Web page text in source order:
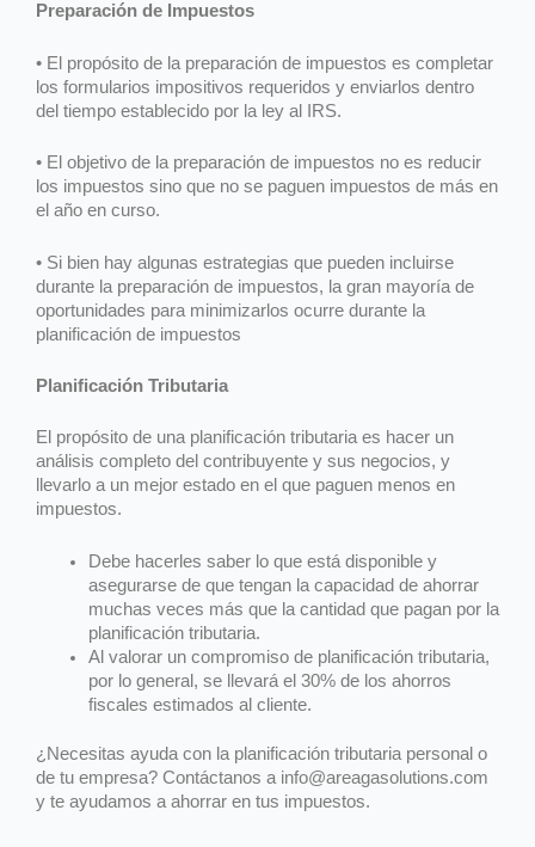
Preparación de Impuestos
• El propósito de la preparación de impuestos es completar
los formularios impositivos requeridos y enviarlos dentro
del tiempo establecido por la ley al IRS.
• El objetivo de la preparación de impuestos no es reducir
los impuestos sino que no se paguen impuestos de más en
el año en curso.
• Si bien hay algunas estrategias que pueden incluirse
durante la preparación de impuestos, la gran mayoría de
oportunidades para minimizarlos ocurre durante la
planificación de impuestos
Planificación Tributaria
El propósito de una planificación tributaria es hacer un
análisis completo del contribuyente y sus negocios, y
llevarlo a un mejor estado en el que paguen menos en
impuestos.
Debe hacerles saber lo que está disponible y
asegurarse de que tengan la capacidad de ahorrar
muchas veces más que la cantidad que pagan por la
planificación tributaria.
Al valorar un compromiso de planificación tributaria,
por lo general, se llevará el 30% de los ahorros
fiscales estimados al cliente.
¿Necesitas ayuda con la planificación tributaria personal o
de tu empresa? Contáctanos a info@areagasolutions.com
y te ayudamos a ahorrar en tus impuestos.